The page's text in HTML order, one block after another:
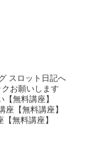
お願いします
無料講座】
【無料講座】
無料講座】